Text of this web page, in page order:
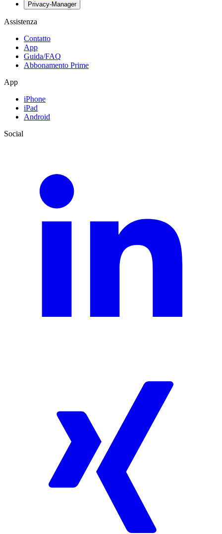
Privacy-Manager
Assistenza
Contatto
App
Guida/FAQ
Abbonamento Prime
App
iPhone
iPad
Android
Social